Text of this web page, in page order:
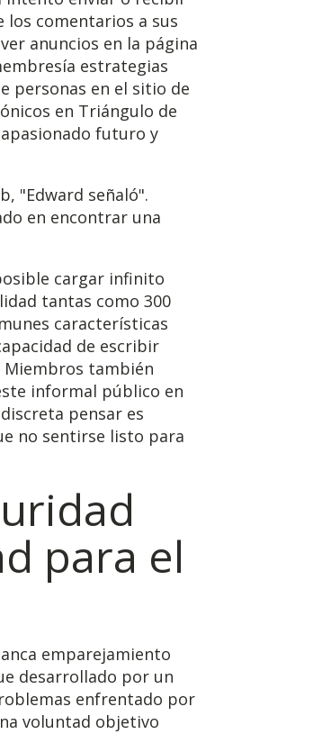
comentarios a sus
anuncios en la página
estrategias
personas en el sitio de
en Triángulo de
futuro y
"Edward señaló".
en encontrar una
cargar infinito
tantas como 300
características
de escribir
Miembros también
informal público en
pensar es
no sentirse listo para
para el
emparejamiento
desarrollado por un
enfrentado por
voluntad objetivo